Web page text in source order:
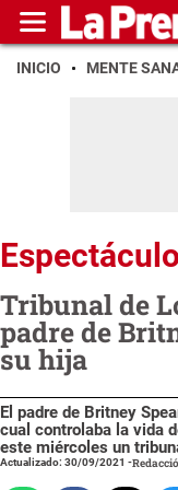
INICIO MENTE
Tribunal de
padre de
su hija
El padre de Britney
cual controlaba la vida
este miércoles un
Actualizado: 30/09/2021 -